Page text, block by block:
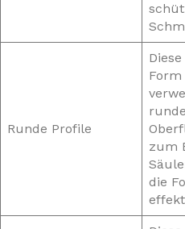
Runde Profile
zum
die